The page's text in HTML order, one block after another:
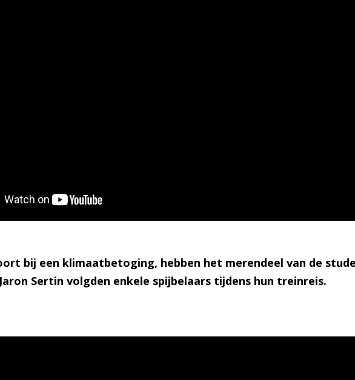
bij een klimaatbetoging, hebben het merendeel van de
Sertin volgden enkele spijbelaars tijdens hun treinreis.